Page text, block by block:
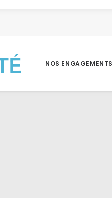
NOS ENGAGEMENTS